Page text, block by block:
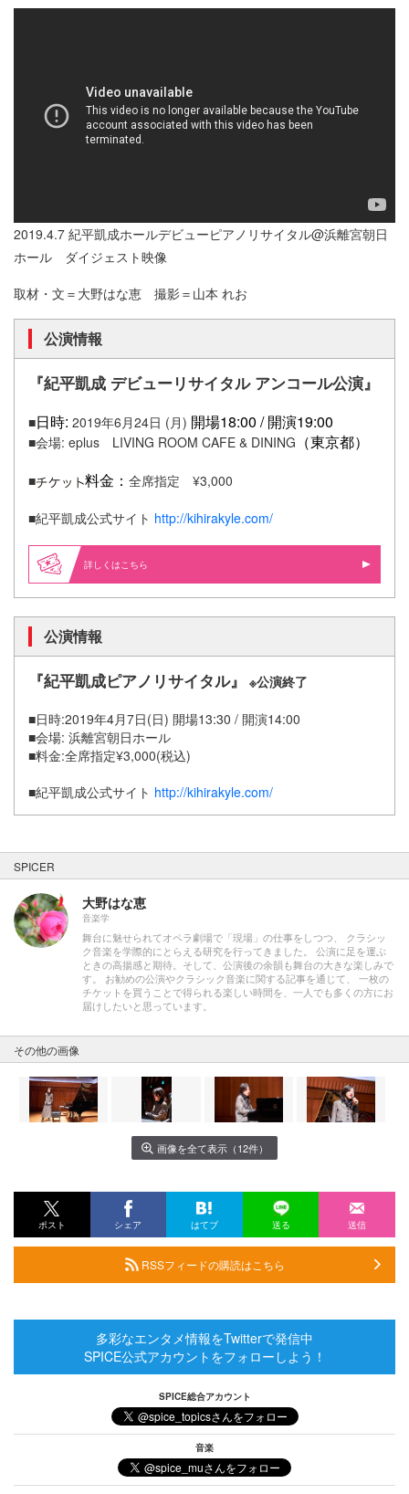
2019.4.7 紀平凱成ホールデビューピアノリサイタル@浜離宮朝日
ホール ダイジェスト映像
取材・文＝大野はな恵 撮影＝山本 れお
公演情報
『紀平凱成 デビューリサイタル アンコール公演』
■日時: 2019年6月24日 (月) 開場18:00 / 開演19:00
■会場: eplus LIVING ROOM CAFE & DINING （東京都）
■ 料金： 全席指定 ¥3,000
■紀平凱成公式サイト http://kihirakyle.com/
詳しくはこちら
公演情報
『紀平凱成ピアノリサイタル』 ※公演終了
■日時:2019年4月7日(日) 開場13:30 / 開演14:00
■会場: 浜離宮朝日ホール
■料金:全席指定¥3,000(税込)
■紀平凱成公式サイト http://kihirakyle.com/
SPICER
大野はな恵
音楽学
舞台に魅せられてオペラ劇場で「現場」の仕事をしつつ、 クラシッ
ク音楽を学際的にとらえる研究を行ってきました。 公演に足を運ぶ
ときの高揚感と期待。そして、公演後の余韻も舞台の大きな楽しみで
す。 お勧めの公演やクラシック音楽に関する記事を通じて、 一枚の
チケットを買うことで得られる楽しい時間を、一人でも多くの方にお
届けしたいと思っています。
その他の画像
画像を全て表示（12件）
ポスト シェア はてブ 送る 送信
RSSフィードの購読はこちら
多彩なエンタメ情報をTwitterで発信中
SPICE公式アカウントをフォローしよう！
SPICE総合アカウント
音楽